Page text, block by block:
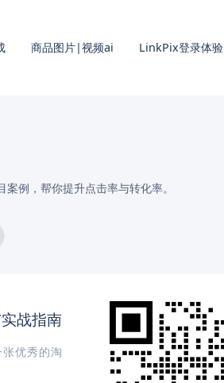
商品图片|视频ai LinkPix登录体验
例，帮你提升点击率与转化率。
战指南
优秀的淘